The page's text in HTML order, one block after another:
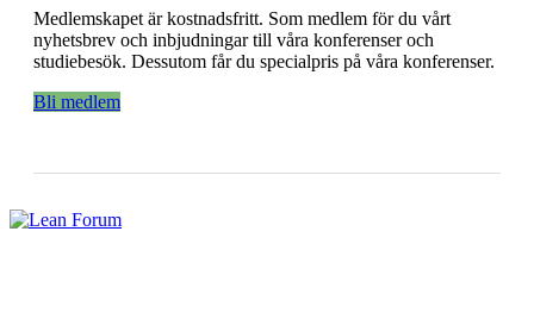
Medlemskapet är kostnadsfritt. Som medlem för du vårt
nyhetsbrev och inbjudningar till våra konferenser och
studiebesök. Dessutom får du specialpris på våra konferenser.
Bli medlem